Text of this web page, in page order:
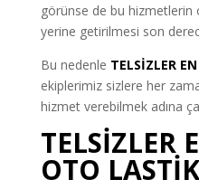
görünse de bu hizmetlerin
yerine getirilmesi son
Bu nedenle TELSİZLER
ekiplerimiz sizlere her
hizmet verebilmek adına
TELSİZLER
OTO